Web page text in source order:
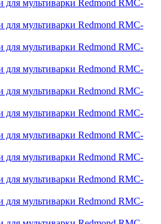
для мультиварки Redmond RMC-
для мультиварки Redmond RMC-
для мультиварки Redmond RMC-
для мультиварки Redmond RMC-
для мультиварки Redmond RMC-
для мультиварки Redmond RMC-
для мультиварки Redmond RMC-
для мультиварки Redmond RMC-
для мультиварки Redmond RMC-
для мультиварки Redmond RMC-